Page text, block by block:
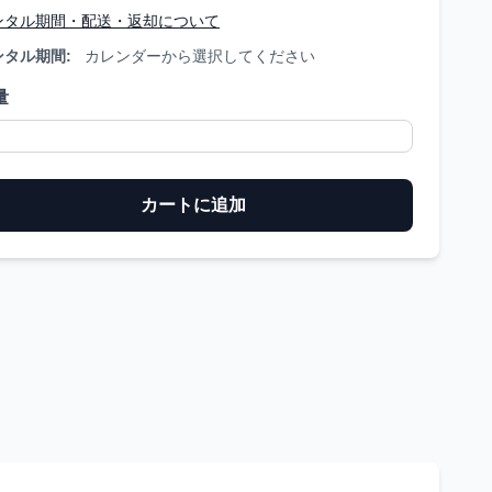
タル期間・配送・返却について
タル期間:
カレンダーから選択してください
カートに追加